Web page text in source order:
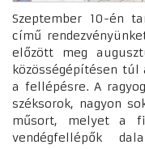
Szeptember 10-én
című
előzött meg
közösségépítésen
a fellépésre. A
széksorok, nagyon
műsort, melyet a
vendégfellépők